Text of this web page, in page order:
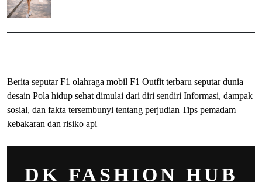
Berita seputar F1 olahraga mobil F1 Outfit terbaru seputar dunia
desain Pola hidup sehat dimulai dari diri sendiri Informasi, dampak
sosial, dan fakta tersembunyi tentang perjudian Tips pemadam
kebakaran dan risiko api
DK FASHION HUB